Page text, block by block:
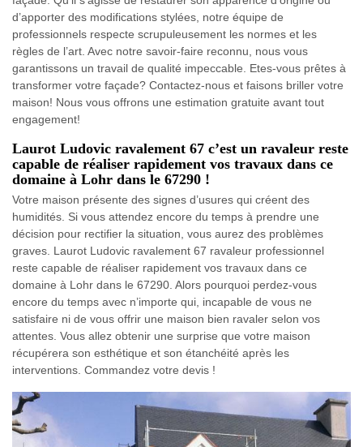
d’apporter des modifications stylées, notre équipe de
professionnels respecte scrupuleusement les normes et les
règles de l’art. Avec notre savoir-faire reconnu, nous vous
garantissons un travail de qualité impeccable. Etes-vous prêtes à
transformer votre façade? Contactez-nous et faisons briller votre
maison! Nous vous offrons une estimation gratuite avant tout
engagement!
Laurot Ludovic ravalement 67 c’est un ravaleur reste
capable de réaliser rapidement vos travaux dans ce
domaine à Lohr dans le 67290 !
Votre maison présente des signes d’usures qui créent des
humidités. Si vous attendez encore du temps à prendre une
décision pour rectifier la situation, vous aurez des problèmes
graves. Laurot Ludovic ravalement 67 ravaleur professionnel
reste capable de réaliser rapidement vos travaux dans ce
domaine à Lohr dans le 67290. Alors pourquoi perdez-vous
encore du temps avec n’importe qui, incapable de vous ne
satisfaire ni de vous offrir une maison bien ravaler selon vos
attentes. Vous allez obtenir une surprise que votre maison
récupérera son esthétique et son étanchéité après les
interventions. Commandez votre devis !